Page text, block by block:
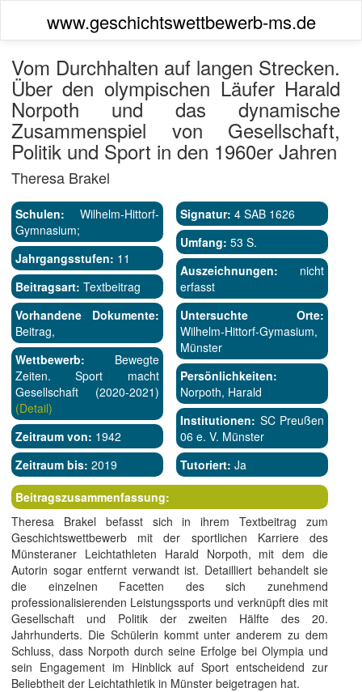
www.geschichtswettbewerb-ms.de
Vom Durchhalten auf langen Strecken.
Über den olympischen Läufer Harald
Norpoth und das dynamische
Zusammenspiel von Gesellschaft,
Politik und Sport in den 1960er Jahren
Theresa Brakel
Schulen: Wilhelm-Hittorf-
Gymnasium;
Jahrgangsstufen: 11
Beitragsart: Textbeitrag
Vorhandene Dokumente:
Beitrag,
Wettbewerb: Bewegte
Zeiten. Sport macht
Gesellschaft (2020-2021)
(Detail)
Zeitraum von: 1942
Zeitraum bis: 2019
Signatur: 4 SAB 1626
Umfang: 53 S.
Auszeichnungen: nicht
erfasst
Untersuchte Orte:
Wilhelm-Hittorf-Gymasium,
Münster
Persönlichkeiten:
Norpoth, Harald
Institutionen: SC Preußen
06 e. V. Münster
Tutoriert: Ja
Beitragszusammenfassung:
Theresa Brakel befasst sich in ihrem Textbeitrag zum
Geschichtswettbewerb mit der sportlichen Karriere des
Münsteraner Leichtathleten Harald Norpoth, mit dem die
Autorin sogar entfernt verwandt ist. Detailliert behandelt sie
die einzelnen Facetten des sich zunehmend
professionalisierenden Leistungssports und verknüpft dies mit
Gesellschaft und Politik der zweiten Hälfte des 20.
Jahrhunderts. Die Schülerin kommt unter anderem zu dem
Schluss, dass Norpoth durch seine Erfolge bei Olympia und
sein Engagement im Hinblick auf Sport entscheidend zur
Beliebtheit der Leichtathletik in Münster beigetragen hat.